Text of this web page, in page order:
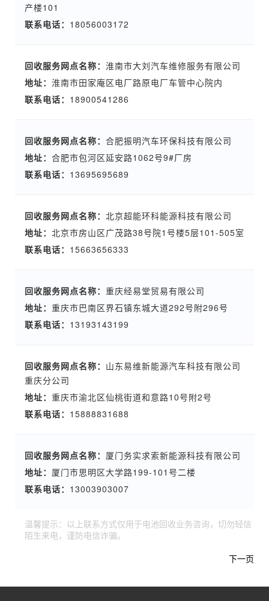
产楼101
联系电话： 18056003172
回收服务网点名称： 淮南市大刘汽车维修服务有限公司
地址： 淮南市田家庵区电厂路原电厂车管中心院内
联系电话： 18900541286
回收服务网点名称： 合肥振明汽车环保科技有限公司
地址： 合肥市包河区延安路1062号9#厂房
联系电话： 13695695689
回收服务网点名称： 北京超能环科能源科技有限公司
地址： 北京市房山区广茂路38号院1号楼5层101-505室
联系电话： 15663656333
回收服务网点名称： 重庆经易堂贸易有限公司
地址： 重庆市巴南区界石镇东城大道292号附296号
联系电话： 13193143199
回收服务网点名称： 山东易维新能源汽车科技有限公司
重庆分公司
地址： 重庆市渝北区仙桃街道和意路10号附2号
联系电话： 15888831688
回收服务网点名称： 厦门务实求索新能源科技有限公司
地址： 厦门市思明区大学路199-101号二楼
联系电话： 13003903007
温馨提示：以上联系方式仅用于电池回收业务咨询，切勿轻信
陌生来电，谨防电信诈骗。
下一页